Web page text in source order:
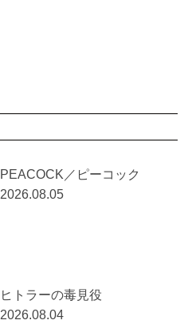
PEACOCK／ピーコック
2026.08.05
ヒトラーの毒見役
2026.08.04